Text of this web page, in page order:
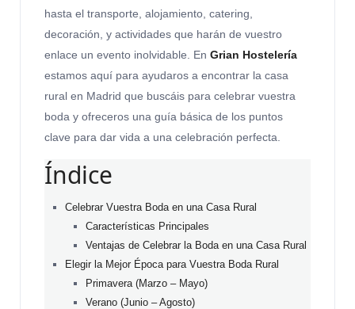
hasta el transporte, alojamiento, catering,
decoración, y actividades que harán de vuestro
enlace un evento inolvidable. En Grian Hostelería
estamos aquí para ayudaros a encontrar la casa
rural en Madrid que buscáis para celebrar vuestra
boda y ofreceros una guía básica de los puntos
clave para dar vida a una celebración perfecta.
Índice
Celebrar Vuestra Boda en una Casa Rural
Características Principales
Ventajas de Celebrar la Boda en una Casa Rural
Elegir la Mejor Época para Vuestra Boda Rural
Primavera (Marzo – Mayo)
Verano (Junio – Agosto)